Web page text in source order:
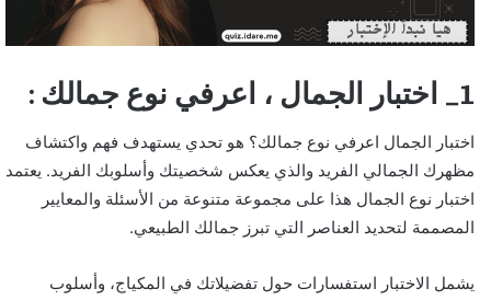
1_ اختبار الجمال ، اعرفي نوع جمالك :
اختبار الجمال اعرفي نوع جمالك؟ هو تحدي يستهدف فهم واكتشاف
مظهرك الجمالي الفريد والذي يعكس شخصيتك وأسلوبك الفريد. يعتمد
اختبار نوع الجمال هذا على مجموعة متنوعة من الأسئلة والمعايير
المصممة لتحديد العناصر التي تبرز جمالك الطبيعي.
يشمل الاختبار استفسارات حول تفضيلاتك في المكياج، وأسلوب